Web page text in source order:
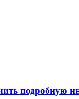
подробную